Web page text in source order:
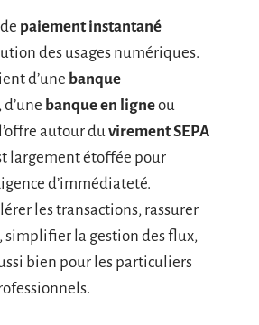
paiement instantané
des usages numériques.
d’une banque
, d’une banque en ligneou
autour duvirement SEPA
largement étoffée pour
d’immédiateté.
les transactions, rassurer
simplifier la gestion des flux,
bien pour les particuliers